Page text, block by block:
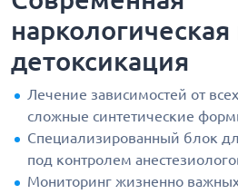
детоксикация
Лечение зависимостей от
сложные синтетические
Специализированный блок
под контролем
Мониторинг жизненно